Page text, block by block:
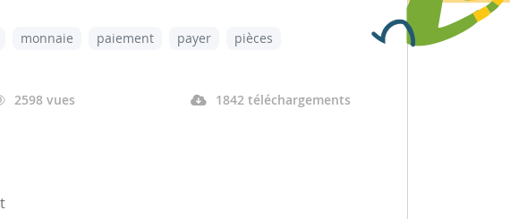
monnaie paiement payer
pièces
2598 vues 1842 téléchargements